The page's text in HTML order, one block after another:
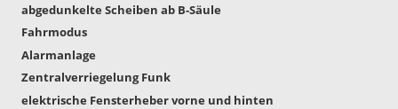
abgedunkelte Scheiben ab B-Säule
Fahrmodus
Alarmanlage
Zentralverriegelung Funk
elektrische Fensterheber vorne und hinten